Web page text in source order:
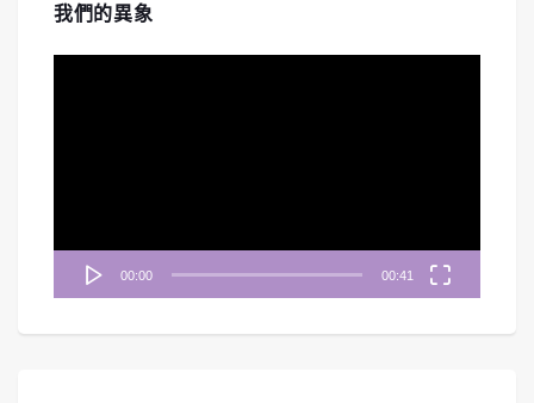
我們的異象
00:00 00:41